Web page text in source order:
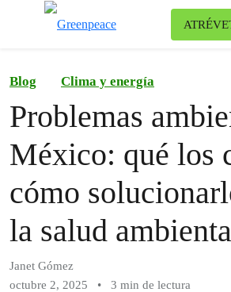
Blog Clima y energía
Problemas
México: qué los
cómo
la salud
Janet Gómez
octubre 2, 2025
• 3 min de lectura